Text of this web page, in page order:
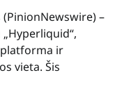
–
ir
vieta. Šis